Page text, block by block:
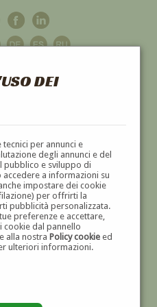
DEI
per annunci e
degli annunci e del
pubblico e sviluppo di
a informazioni su
impostare dei cookie
per offrirti la
pubblicità personalizzata.
preferenze e accettare,
cookie dal pannello
alla nostra Policy cookieed
ulteriori informazioni.
'800 E '900